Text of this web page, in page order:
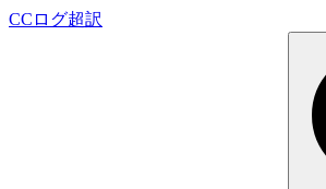
CCログ超訳